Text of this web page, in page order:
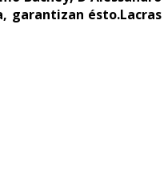
garantizan ésto.Lacras